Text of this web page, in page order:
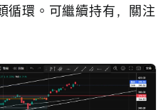
循環。可繼續持有，關注